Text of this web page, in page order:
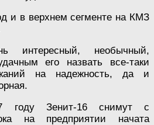
и в верхнем сегменте на КМЗ
интересный, необычный,
его назвать все-таки
на надежность, да и
году Зенит-16 снимут с
на предприятии начата